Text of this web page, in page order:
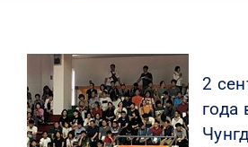
СОРЕВНОВАНИЯ
РЕЗУЛЬТАТЫ
2
года